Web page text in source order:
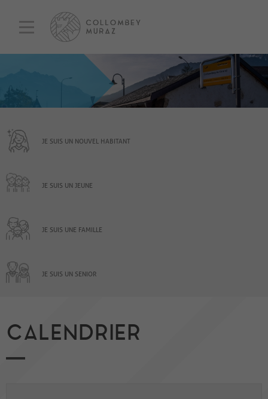
JE SUIS UN NOUVEL HABITANT
JE SUIS UN JEUNE
JE SUIS UNE FAMILLE
JE SUIS UN SENIOR
CALENDRIER